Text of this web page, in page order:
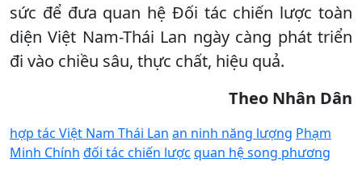
sức để đưa quan hệ Đối tác chiến lược toàn
diện Việt Nam-Thái Lan ngày càng phát triển
đi vào chiều sâu, thực chất, hiệu quả.
Theo Nhân Dân
hợp tác Việt Nam Thái Lan an ninh năng lượng Phạm
Minh Chính đối tác chiến lược quan hệ song phương